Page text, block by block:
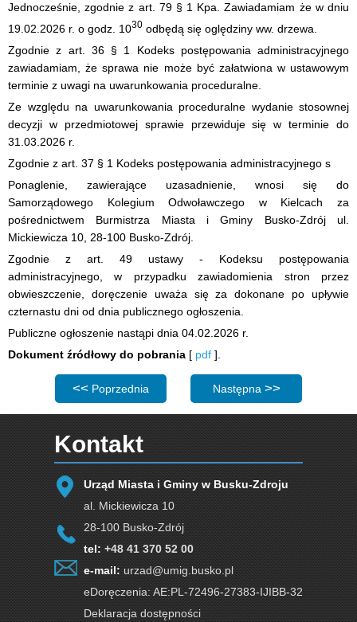
Jednocześnie, zgodnie z art. 79 § 1 Kpa. Zawiadamiam że w dniu
19.02.2026 r. o godz. 1030 odbędą się oględziny ww. drzewa.
Zgodnie z art. 36 § 1 Kodeks postępowania administracyjnego
zawiadamiam, że sprawa nie może być załatwiona w ustawowym
terminie z uwagi na uwarunkowania proceduralne.
Ze względu na uwarunkowania proceduralne wydanie stosownej
decyzji w przedmiotowej sprawie przewiduje się w terminie do
31.03.2026 r.
Zgodnie z art. 37 § 1 Kodeks postępowania administracyjnego s
Ponaglenie, zawierające uzasadnienie, wnosi się do
Samorządowego Kolegium Odwoławczego w Kielcach za
pośrednictwem Burmistrza Miasta i Gminy Busko-Zdrój ul.
Mickiewicza 10, 28-100 Busko-Zdrój.
Zgodnie z art. 49 ustawy - Kodeksu postępowania
administracyjnego, w przypadku zawiadomienia stron przez
obwieszczenie, doręczenie uważa się za dokonane po upływie
czternastu dni od dnia publicznego ogłoszenia.
Publiczne ogłoszenie nastąpi dnia 04.02.2026 r.
Dokument źródłowy do pobrania [ pdf ].
Poprzednia strona: Obwieszczenie Burmistrza Miasta i
Poprzednia Następna strona:
Następna
Kontakt
Urząd Miasta i Gminy w Busku-Zdroju
al. Mickiewicza 10
28-100 Busko-Zdrój
tel: +48 41 370 52 00
e-mail: urzad@umig.busko.pl
eDoręczenia: AE:PL-72496-27383-IJIBB-32
Deklaracja dostępności